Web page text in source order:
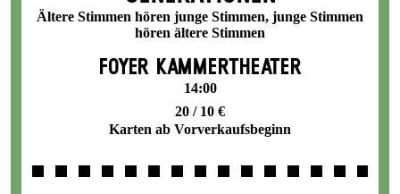
Ältere Stimmen hören junge Stimmen, junge Stimmen
hören ältere Stimmen
FOYER KAMMERTHEATER
14:00
20 / 10 €
Karten ab Vorverkaufsbeginn